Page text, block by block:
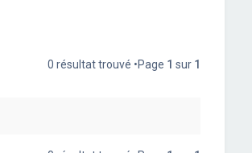
0 résultat trouvé •Page 1 sur 1